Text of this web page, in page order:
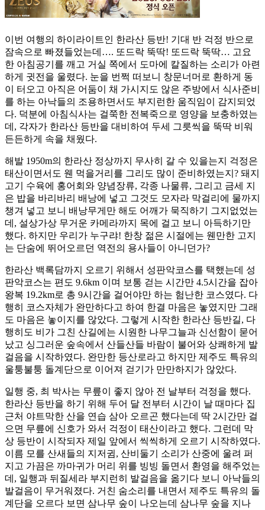
이번 여행의 하이라이트인 한라산 등반! 기대 반 걱정 반으로
잠속으로 빠졌들었는데…. 또드락 뚝딱! 또드락 뚝딱… 고요
한 아침공기를 깨고 거실 쪽에서 도마에 칼질하는 소리가 아련
하게 귓전을 울렸다. 눈을 번쩍 떠보니 창문너머로 환하게 동
이 터오고 아직은 어둠이 채 가시지도 않은 주방에서 식사준비
를 하는 아낙들의 조용하면서도 부지런한 움직임이 감지되었
다. 덕분에 아침식사는 걸쭉한 전복죽으로 영양을 보충하였는
데, 각자가 한라산 등반을 대비하여 두세 그릇씩을 뚝딱 비워
든든하게 속을 채웠다.
해발 1950m의 한라산 정상까지 무사히 갈 수 있을는지 걱정은
태산이면서도 웬 먹을거리를 그리도 많이 준비하였는지? 돼지
고기 수육에 홍어회와 양념장류, 각종 나물류, 그리고 금세 지
은 밥을 바리바리 배낭에 넣고 그것도 모자라 막걸리에 물까지
챙겨 넣고 보니 배낭무게만 해도 어깨가 묵직하기 그지없었는
데, 설상가상 무거운 카메라까지 목에 걸고 보니 아득하기만
했다. 하지만 우리가 누구랴! 한창 젊은 시절에는 웬만한 고지
는 단숨에 뛰어오르던 역전의 용사들이 아니던가?
한라산 백록담까지 오르기 위해서 성판악코스를 택했는데 성
판악코스는 편도 9.6km 이며 보통 걷는 시간만 4.5시간을 잡아
왕복 19.2km로 총 9시간을 걸어야만 하는 험난한 코스였다. 다
행히 코스자체가 완만하다고 하여 한결 마음은 놓였지만 그래
도 마음은 놓이지를 않았다. 그렇게 시작한 한라산 등반길, 다
행히도 비가 그친 산길에는 시원한 나무그늘과 신선함이 묻어
났고 싱그러운 숲속에서 산들산들 바람이 불어와 상쾌하게 발
걸음을 시작하였다. 완만한 등산로라고 하지만 제주도 특유의
울퉁불퉁 돌계단으로 이어져 걷기가 만만하지가 않았다.
일행 중, 최 박사는 무릎이 좋지 않아 전 날부터 걱정을 했다.
한라산 등반을 하기 위해 두어 달 전부터 시간이 날 때마다 집
근처 야트막한 산을 연습 삼아 오르곤 했다는데 딱 2시간만 걸
으면 무릎에 신호가 와서 걱정이 태산이라고 했다. 그런데 막
상 등반이 시작되자 제일 앞에서 씩씩하게 오르기 시작하였다.
이름 모를 산새들의 지저귐, 산비둘기 소리가 산중에 울려 퍼
지고 가끔은 까마귀가 머리 위를 빙빙 돌면서 환영을 해주었는
데, 일행과 뒤질세라 부지런히 발걸음을 옮기다 보니 아낙들의
발걸음이 무거워졌다. 거친 숨소리를 내면서 제주도 특유의 돌
계단을 오르다 보면 삼나무 숲이 나오는데 삼나무 숲을 지나